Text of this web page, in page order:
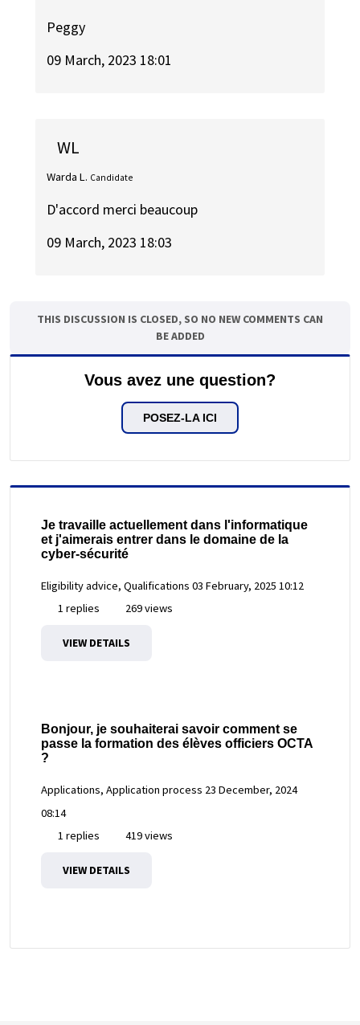
Peggy
09 March, 2023 18:01
WL
Warda L. Candidate
D'accord merci beaucoup
09 March, 2023 18:03
THIS DISCUSSION IS CLOSED, SO NO NEW COMMENTS CAN
BE ADDED
Vous avez une question?
POSEZ-LA ICI
Je travaille actuellement dans l'informatique
et j'aimerais entrer dans le domaine de la
cyber-sécurité
Eligibility advice, Qualifications 03 February, 2025 10:12
1 replies
269 views
VIEW DETAILS
Bonjour, je souhaiterai savoir comment se
passe la formation des élèves officiers OCTA
?
Applications, Application process 23 December, 2024
08:14
1 replies
419 views
VIEW DETAILS